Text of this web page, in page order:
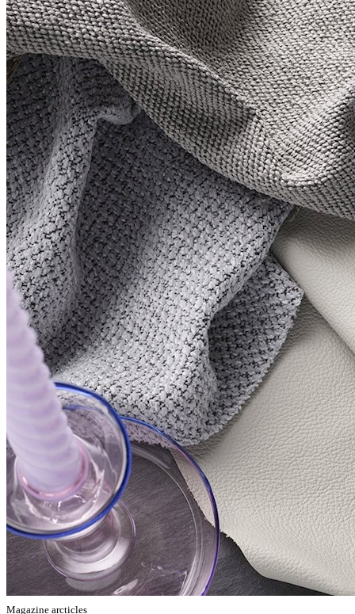
Magazine arcticles